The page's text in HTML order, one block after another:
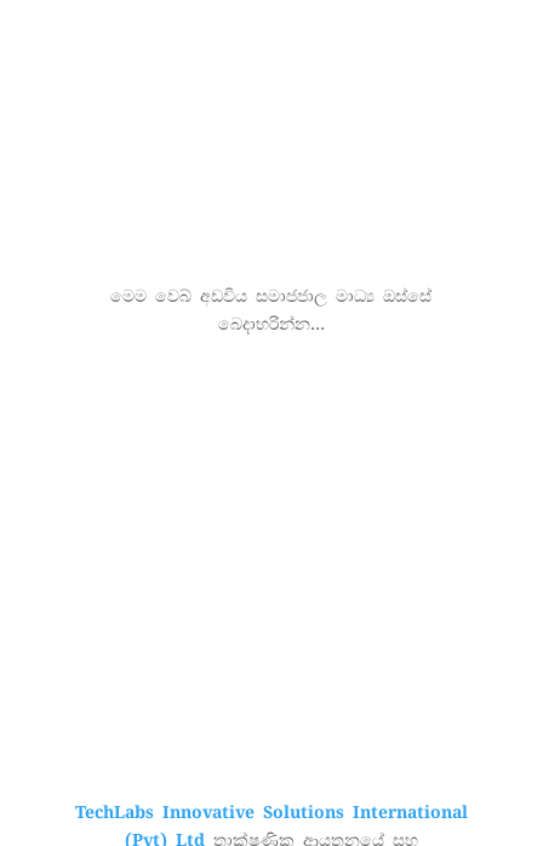
මෙම වෙබ් අඩවිය සමාජජාල මාධ්‍ය ඔස්සේ
බෙදාහරින්න…
TechLabs Innovative Solutions International
(Pvt) Ltdතාක්ෂණික ආයතනයේ සහ